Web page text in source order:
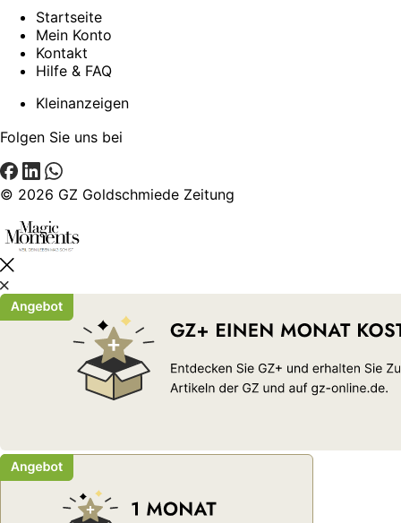
Startseite
Mein Konto
Kontakt
Hilfe & FAQ
Kleinanzeigen
Folgen Sie uns bei
© 2026 GZ Goldschmiede Zeitung
Schließen